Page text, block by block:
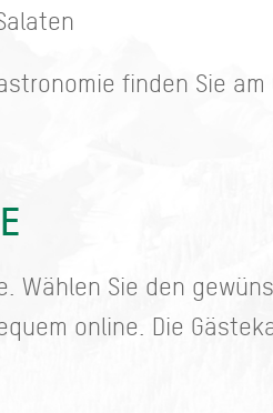
finden Sie
Wählen Sie den
online. Die